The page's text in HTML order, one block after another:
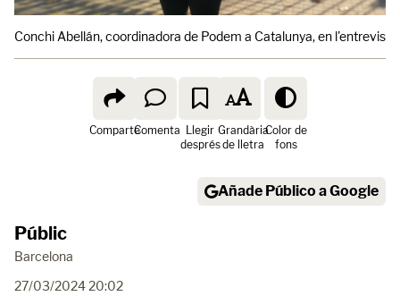
Conchi Abellán, coordinadora de Podem a Catalunya, en
ComparteComenta Llegir
després
Grandària
de lletra
Color de
fons
Añade Público a Google
Públic
Barcelona
27/03/2024 20:02